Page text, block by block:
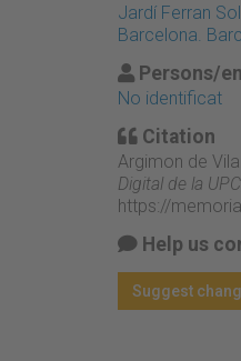
Jardí Ferran
Barcelona.
Persons/
No identificat
Citation
Argimon de
Digital de la UPC
https://
Help us
Suggest